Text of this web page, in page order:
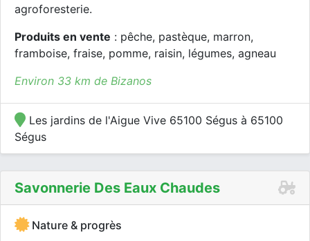
agroforesterie.
Produits en vente : pêche, pastèque, marron,
framboise, fraise, pomme, raisin, légumes, agneau
Environ 33 km de Bizanos
Les jardins de l'Aigue Vive 65100 Ségus à 65100
Ségus
Savonnerie Des Eaux Chaudes
Nature & progrès